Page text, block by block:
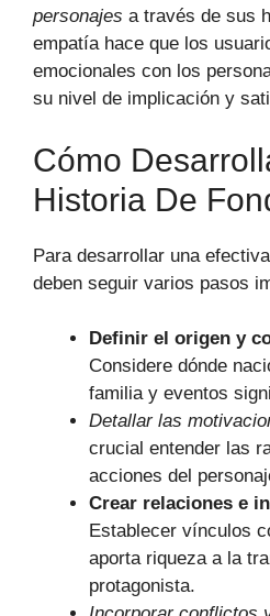
personajes a través de sus
empatía hace que los
emocionales con los
su nivel de implicación y
Cómo
Historia De
Para desarrollar una
deben seguir varios pasos
Definir el origen y
Considere dónde
familia y eventos
Detallar las
crucial entender las
acciones del
Crear relaciones e
Establecer vínculos
aporta riqueza a la
protagonista.